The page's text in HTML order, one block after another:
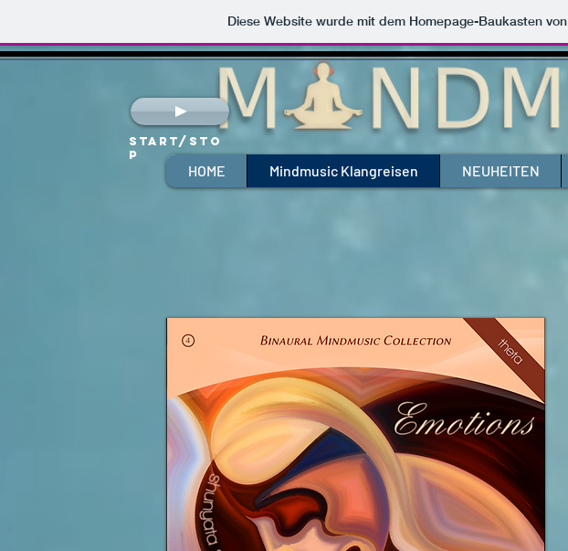
Diese Website wurde mit dem Homepage-Baukasten von
Start/Sto
p
HOME Mindmusic Klangreisen NEUHEITEN